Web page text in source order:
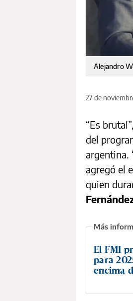
Alejandro
27 de
“Es
del
argentina.
agregó el
quien
El FMI
para
encima